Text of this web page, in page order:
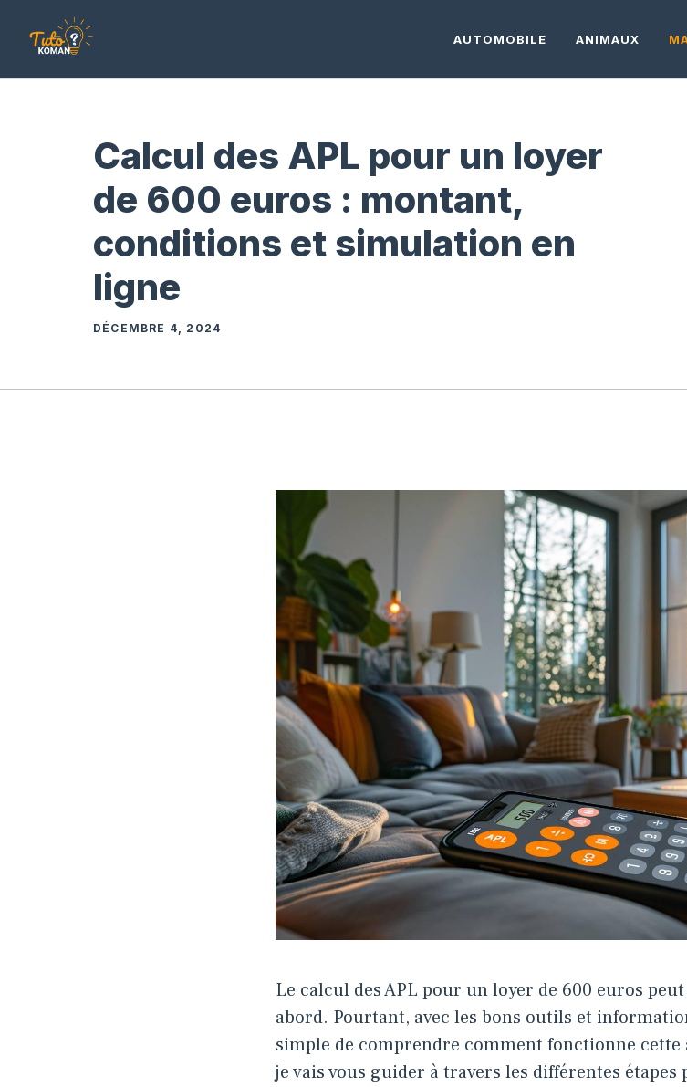
AUTOMOBILE ANIMAUX
Calcul des APL pour un loyer
de 600 euros : montant,
conditions et simulation en
ligne
DÉCEMBRE 4, 2024
Le calcul des APL pour un loyer de 600 euros
abord. Pourtant, avec les bons outils et
simple de comprendre comment fonctionne
je vais vous guider à travers les différentes